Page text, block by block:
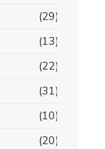
(29)
(13)
(22)
(31)
(10)
(20)